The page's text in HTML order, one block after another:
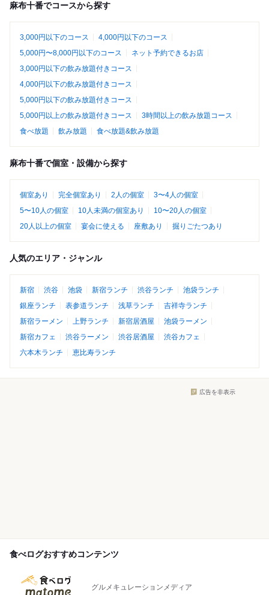
麻布十番でコースから探す
3,000円以下のコース
4,000円以下のコース
5,000円〜8,000円以下のコース
ネット予約できるお店
3,000円以下の飲み放題付きコース
4,000円以下の飲み放題付きコース
5,000円以下の飲み放題付きコース
5,000円以上の飲み放題付きコース
3時間以上の飲み放題コース
食べ放題
飲み放題 食べ放題&飲み放題
麻布十番で個室・設備から探す
個室あり 完全個室あり 2人の個室
3〜4人の個室
5〜10人の個室
10人未満の個室あり
10〜20人の個室
20人以上の個室
宴会に使える 座敷あり 掘りごたつあり
人気のエリア・ジャンル
新宿 渋谷 池袋 新宿ランチ 渋谷ランチ
池袋ランチ
銀座ランチ
表参道ランチ 浅草ランチ
吉祥寺ランチ
新宿ラーメン
上野ランチ 新宿居酒屋
池袋ラーメン
新宿カフェ
渋谷ラーメン 渋谷居酒屋
渋谷カフェ
六本木ランチ
恵比寿ランチ
広告を非表示
食べログおすすめコンテンツ
グルメキュレーションメディア